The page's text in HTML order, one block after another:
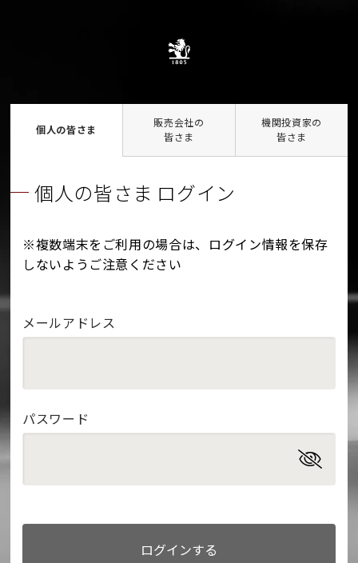
個人の皆さま
販売会社の
皆さま
機関投資家の
皆さま
個人の皆さま ログイン
※複数端末をご利用の場合は、ログイン情報を保存
しないようご注意ください
メールアドレス
パスワード
ログインする